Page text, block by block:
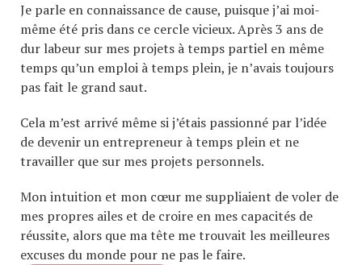
Je parle en connaissance de cause, puisque j’ai moi-
même été pris dans ce cercle vicieux. Après 3 ans de
dur labeur sur mes projets à temps partiel en même
temps qu’un emploi à temps plein, je n’avais toujours
pas fait le grand saut.
Cela m’est arrivé même si j’étais passionné par l’idée
de devenir un entrepreneur à temps plein et ne
travailler que sur mes projets personnels.
Mon intuition et mon cœur me suppliaient de voler de
mes propres ailes et de croire en mes capacités de
réussite, alors que ma tête me trouvait les meilleures
excuses du monde pour ne pas le faire.